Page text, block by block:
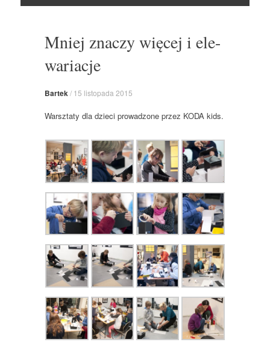
Mniej znaczy więcej i ele-
wariacje
Bartek / 15 listopada 2015
Warsztaty dla dzieci prowadzone przez KODA kids.